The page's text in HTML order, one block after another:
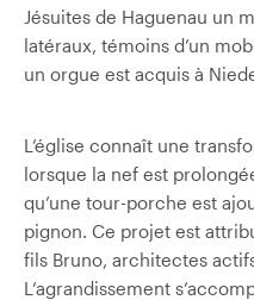
Jésuites de Haguenau un
latéraux, témoins d’un
un orgue est acquis à
L’église connaît une
lorsque la nef est
qu’une tour-porche est
pignon. Ce projet est
fils Bruno, architectes
L’agrandissement